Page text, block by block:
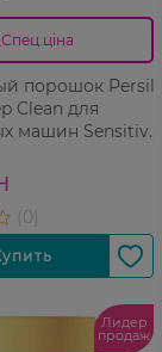
порошок Persil
Clean для
машин Sensitive
кг
Лидер
продаж